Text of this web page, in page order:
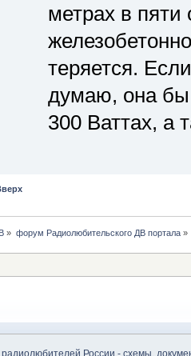
метрах в пяти
теряется.
думаю, она бы
300 Ваттах, а
» форум Радиолюбительского ДВ портала»